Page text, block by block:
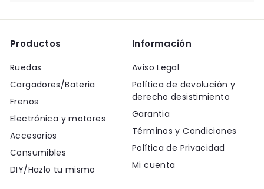
Productos
Ruedas
Cargadores/Bateria
Frenos
Electrónica y motores
Accesorios
Consumibles
DIY/Hazlo tu mismo
Información
Aviso Legal
Política de devolución y
derecho desistimiento
Garantia
Términos y Condiciones
Política de Privacidad
Mi cuenta